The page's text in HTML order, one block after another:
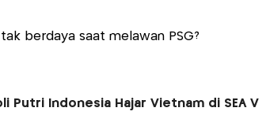
berdaya saat melawan PSG?
Putri Indonesia Hajar Vietnam di SEA V